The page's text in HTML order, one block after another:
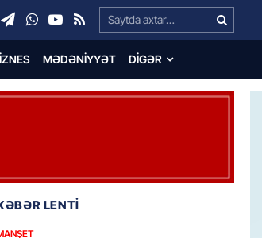
Search…
MƏDƏNIYYƏT DIGƏR
LENTİ